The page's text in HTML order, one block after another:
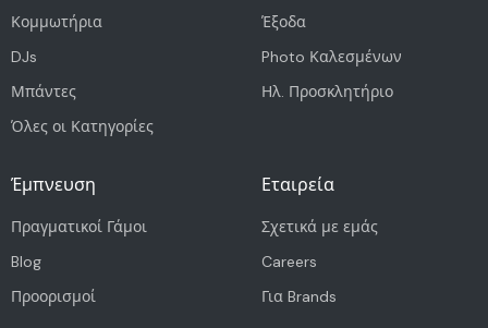
Κομμωτήρια
DJs
Μπάντες
Όλες οι Κατηγορίες
Έξοδα
Photo Καλεσμένων
Ηλ. Προσκλητήριο
Έμπνευση
Πραγματικοί Γάμοι
Blog
Προορισμοί
Εταιρεία
Σχετικά με εμάς
Careers
Για Brands